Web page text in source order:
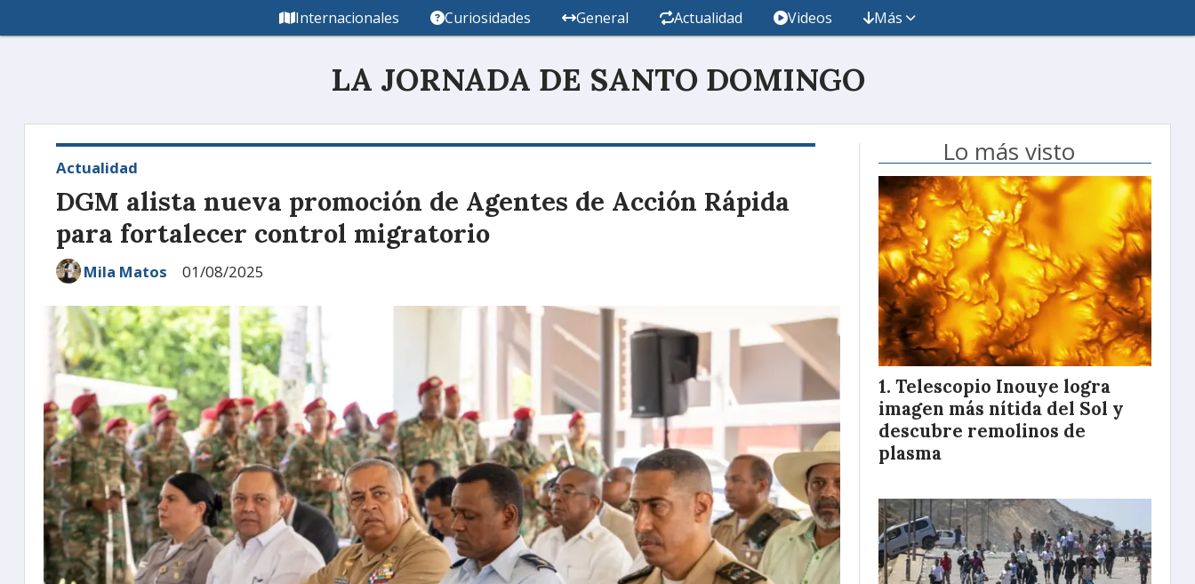
LA JORNADA DE SANTO DOMINGO
Internacionales Curiosidades General Actualidad Videos Más
DGM alista nueva promoción de Agentes de Acción Rápida
para fortalecer control migratorio
Actualidad
01/08/2025
Mila Matos
Lo más visto
Telescopio Inouye logra
imagen más nítida del Sol y
descubre remolinos de
plasma